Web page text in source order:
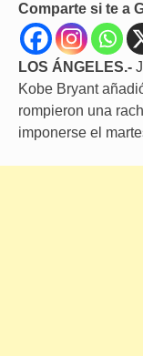
Comparte si te a
LOS ÁNGELES.-
Kobe Bryant
rompieron una
imponerse el